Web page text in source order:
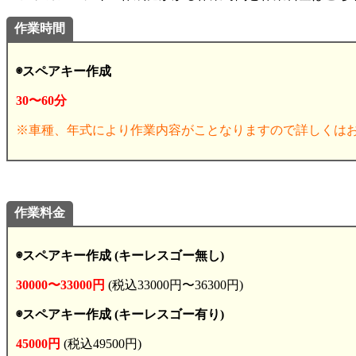
作業時間
◉スペアキー作成
30〜60分
※車種、年式により作業内容がことなりますので詳しくは
作業料金
◉スペアキー作成 (キーレスゴー無し)
30000〜33000円 (税込33000円〜36300円)
◉スペアキー作成 (キーレスゴー有り)
45000円 (税込49500円)